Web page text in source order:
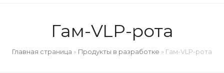
Гам-VLP-рота
Главная страница » Продукты в разработке » Гам-VLP-рота